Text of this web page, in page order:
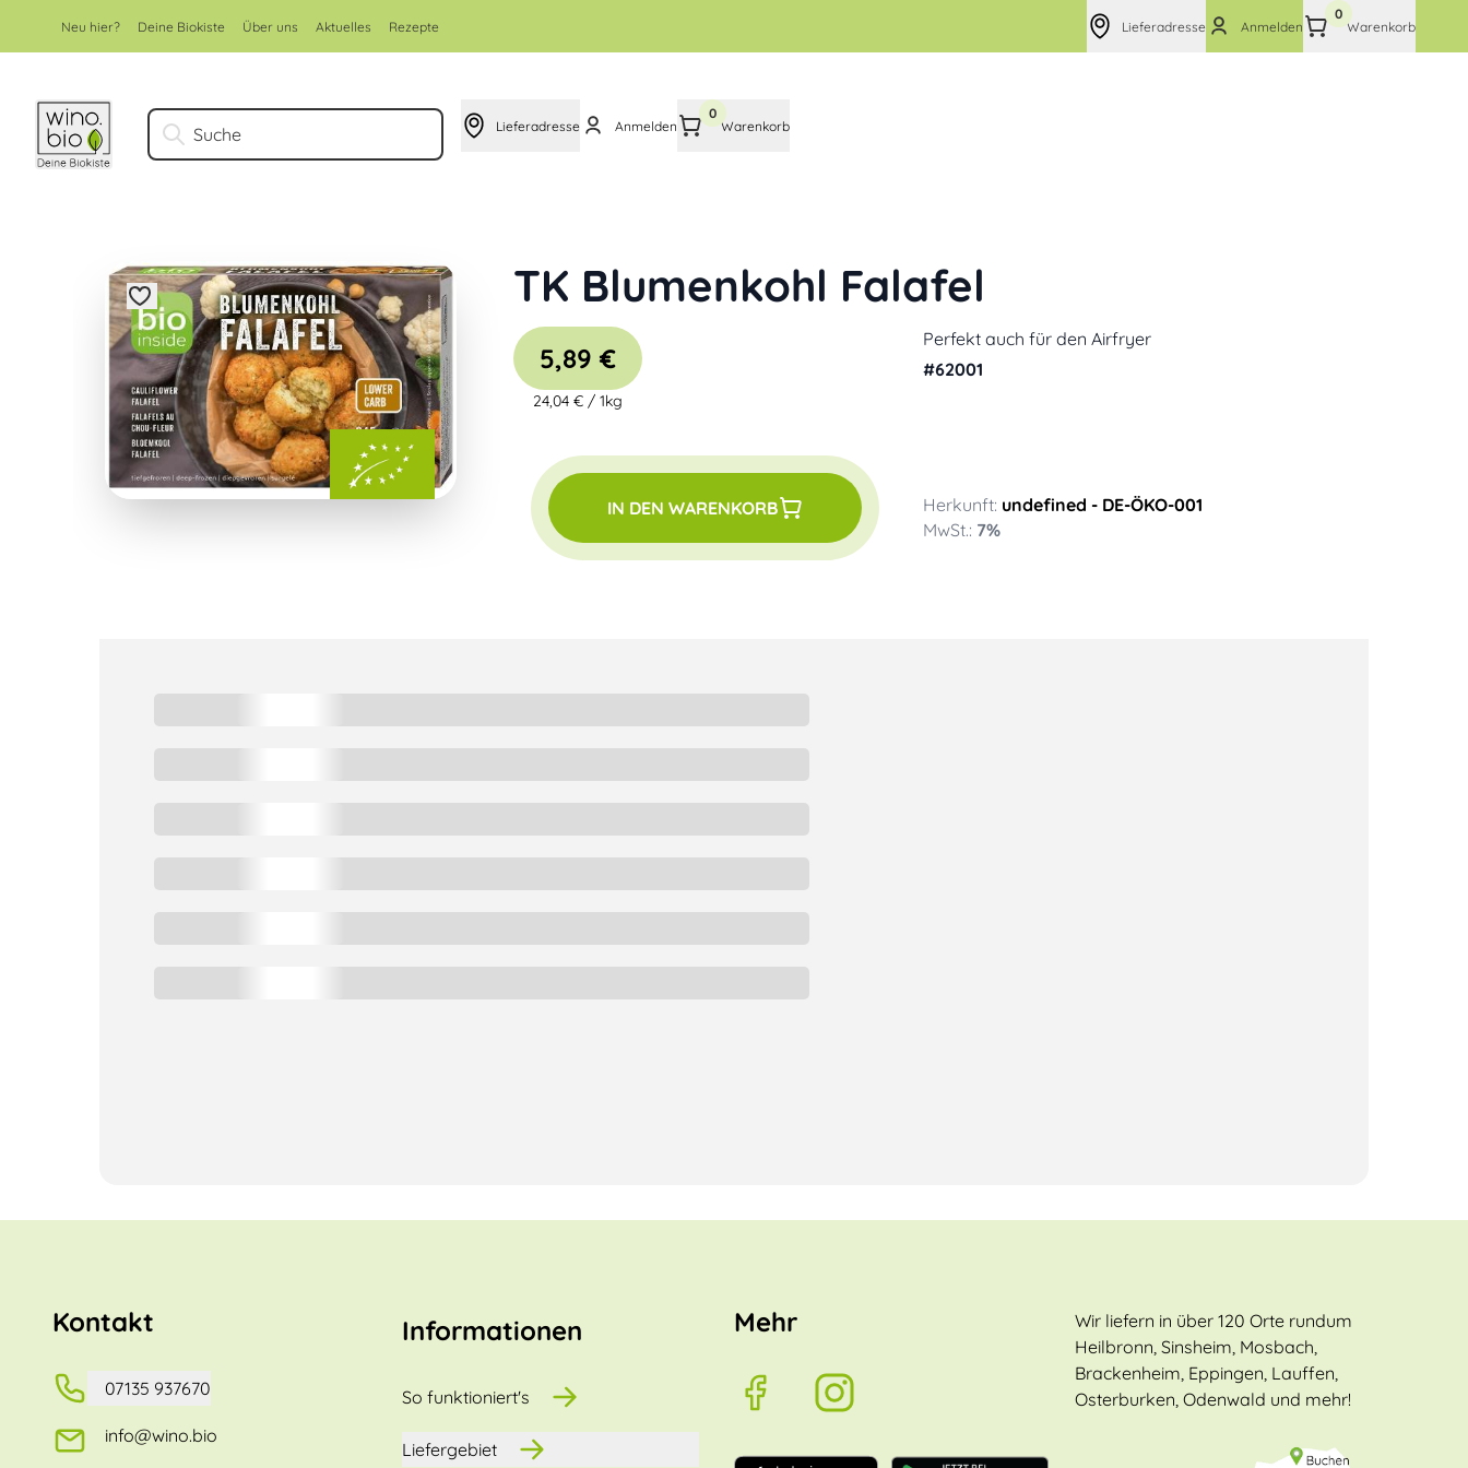
Neu hier? Deine Biokiste Über uns Aktuelles Rezepte Lieferadresse Anmelden
0
Warenkorb
Suche Lieferadresse Anmelden
0
Warenkorb
TK Blumenkohl Falafel
Perfekt auch für den Airfryer
#62001
Herkunft: undefined - DE-ÖKO-001
MwSt.: 7%
5,89 €
24,04 € /1kg
IN DEN WARENKORB
Kontakt
07135 937670
info@wino.bio
Informationen
So funktioniert's
Liefergebiet
Mehr
Wir liefern in über 120 Orte rundum
Heilbronn, Sinsheim, Mosbach,
Brackenheim, Eppingen, Lauffen,
Osterburken, Odenwald und mehr!